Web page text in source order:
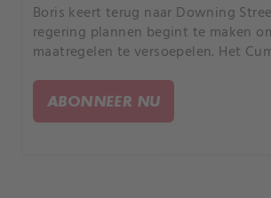
Boris keert terug naar Downing
regering plannen begint te maken
maatregelen te versoepelen. Het
van de lockdown regels te bespreken.
ABONNEER NU